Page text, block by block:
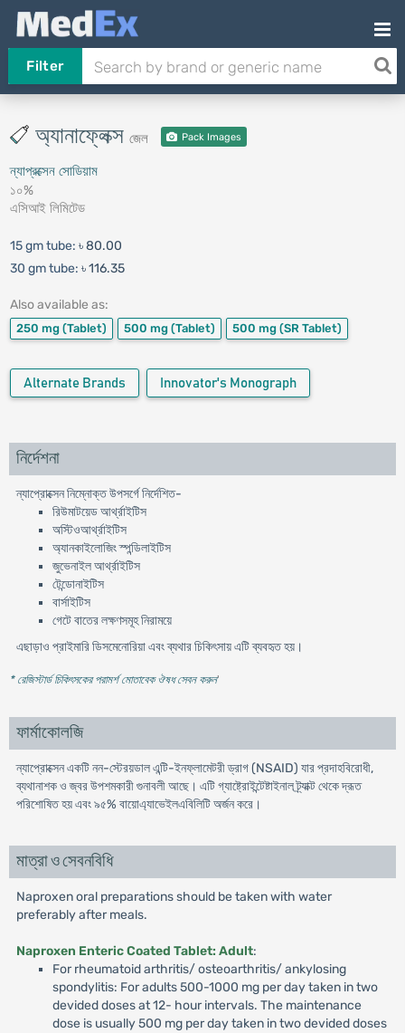
Filter
অ্যানাফ্লেক্স জেল Pack Images
ন্যাপ্রক্সেন সোডিয়াম
১০%
এসিআই লিমিটেড
15 gm tube: ৳ 80.00
30 gm tube: ৳ 116.35
Also available as:
250 mg (Tablet) 500 mg (Tablet) 500 mg (SR Tablet)
Alternate Brands Innovator's Monograph
নির্দেশনা
ন্যাপ্রোক্সেন নিম্নোক্ত উপসর্গে নির্দেশিত-
রিউমাটয়েড আর্থ্রাইটিস
অস্টিওআর্থ্রাইটিস
অ্যানকাইলোজিং স্পন্ডিলাইটিস
জুভেনাইল আর্থ্রাইটিস
টেন্ডোনাইটিস
বার্সাইটিস
গেটে বাতের লক্ষণসমূহ নিরাময়ে
এছাড়াও প্রাইমারি ডিসমেনোরিয়া এবং ব্যথার চিকিৎসায় এটি ব্যবহৃত হয়।
* রেজিস্টার্ড চিকিৎসকের পরামর্শ মোতাবেক ঔষধ সেবন করুন'
ফার্মাকোলজি
ন্যাপ্রোক্সেন একটি নন-স্টেরয়ডাল এন্টি-ইনফ্লামেটরী ড্রাগ (NSAID) যার প্রদাহবিরোধী,
ব্যথানাশক ও জ্বর উপশমকারী গুনাবলী আছে। এটি গ্যাষ্ট্রোইন্টেষ্টাইনাল ট্র্যাক্ট থেকে দ্রূত
পরিশোষিত হয় এবং ৯৫% বায়োএ্যাভেইলএবিলিটি অর্জন করে।
মাত্রা ও সেবনবিধি
Naproxen oral preparations should be taken with water
preferably after meals.
Naproxen Enteric Coated Tablet: Adult:
For rheumatoid arthritis/ osteoarthritis/ ankylosing
spondylitis: For adults 500-1000 mg per day taken in two
devided doses at 12- hour intervals. The maintenance
dose is usually 500 mg per day taken in two devided doses